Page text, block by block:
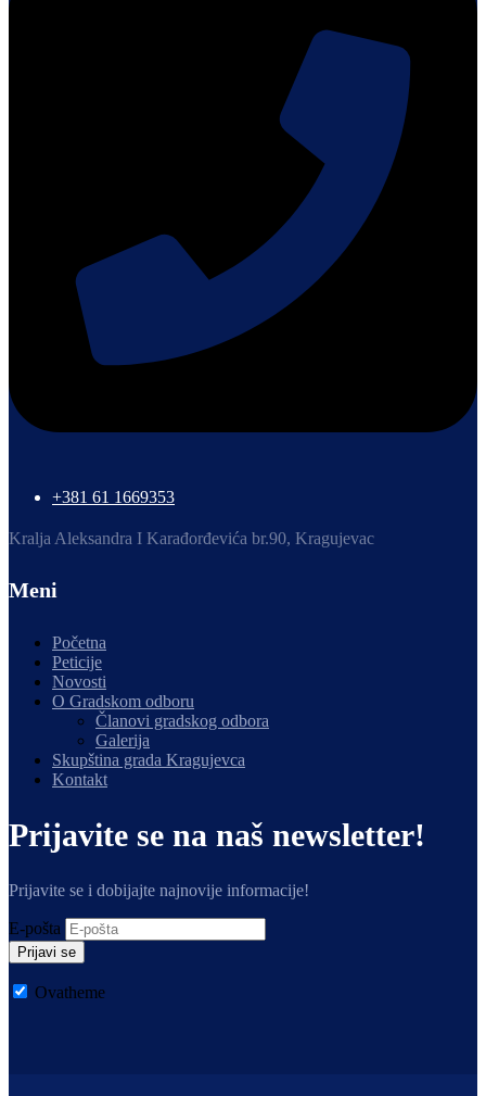
+381 61 1669353
Kralja Aleksandra I Karađorđevića br.90, Kragujevac
Meni
Početna
Peticije
Novosti
O Gradskom odboru
Članovi gradskog odbora
Galerija
Skupština grada Kragujevca
Kontakt
Prijavite se na naš newsletter!
Prijavite se i dobijajte najnovije informacije!
E-pošta
Prijavi se
Ovatheme